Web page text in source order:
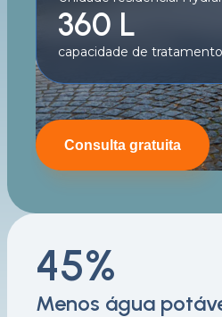
360 L
capacidade de
Consulta gratuita
45%
Menos água